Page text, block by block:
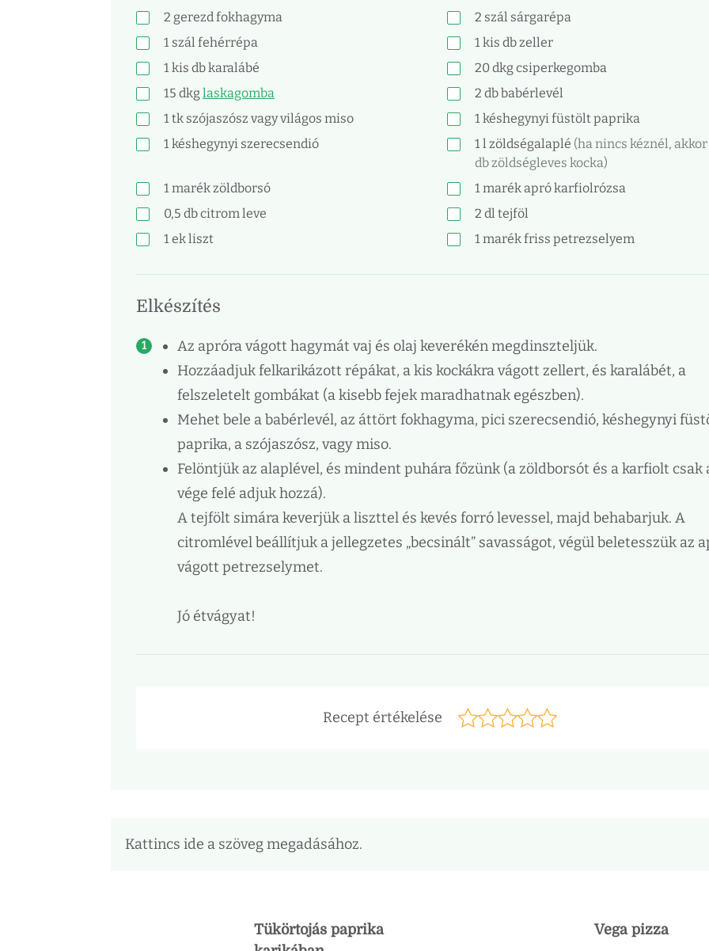
2 gerezdfokhagyma 2 szál sárgarépa
1 szál fehérrépa 1kis dbzeller
1kis dbkaralábé 20dkgcsiperkegomba
15 dkglaskagomba 2 dbbabérlevél
1tk szójaszósz vagy világos miso 1késhegynyifüstölt paprika
1késhegynyi szerecsendió 1l zöldségalaplé (ha nincs kéznél, akkor
db zöldségleves kocka)
1marékzöldborsó 1marékapró karfiolrózsa
0,5 dbcitrom leve 2 dl tejföl
1ekliszt 1marékfriss petrezselyem
Elkészítés
Az apróra vágott hagymát vaj és olaj keverékén megdinszteljük.
Hozzáadjuk felkarikázott répákat, a kis kockákra vágott zellert, és karalábét, a
felszeletelt gombákat (a kisebb fejek maradhatnak egészben).
Mehet bele a babérlevél, az áttört fokhagyma, pici szerecsendió, késhegynyi
paprika, a szójaszósz, vagy miso.
Felöntjük az alaplével, és mindent puhára főzünk (a zöldborsót és a karfiolt csak
vége felé adjuk hozzá).
A tejfölt simára keverjük a liszttel és kevés forró levessel, majd behabarjuk. A
citromlével beállítjuk a jellegzetes „becsinált” savasságot, végül beletesszük az
vágott petrezselymet.
Jó étvágyat!
Recept értékelése
Kattincs ide a szöveg megadásához.
Tükörtojás paprika
Vega pizza